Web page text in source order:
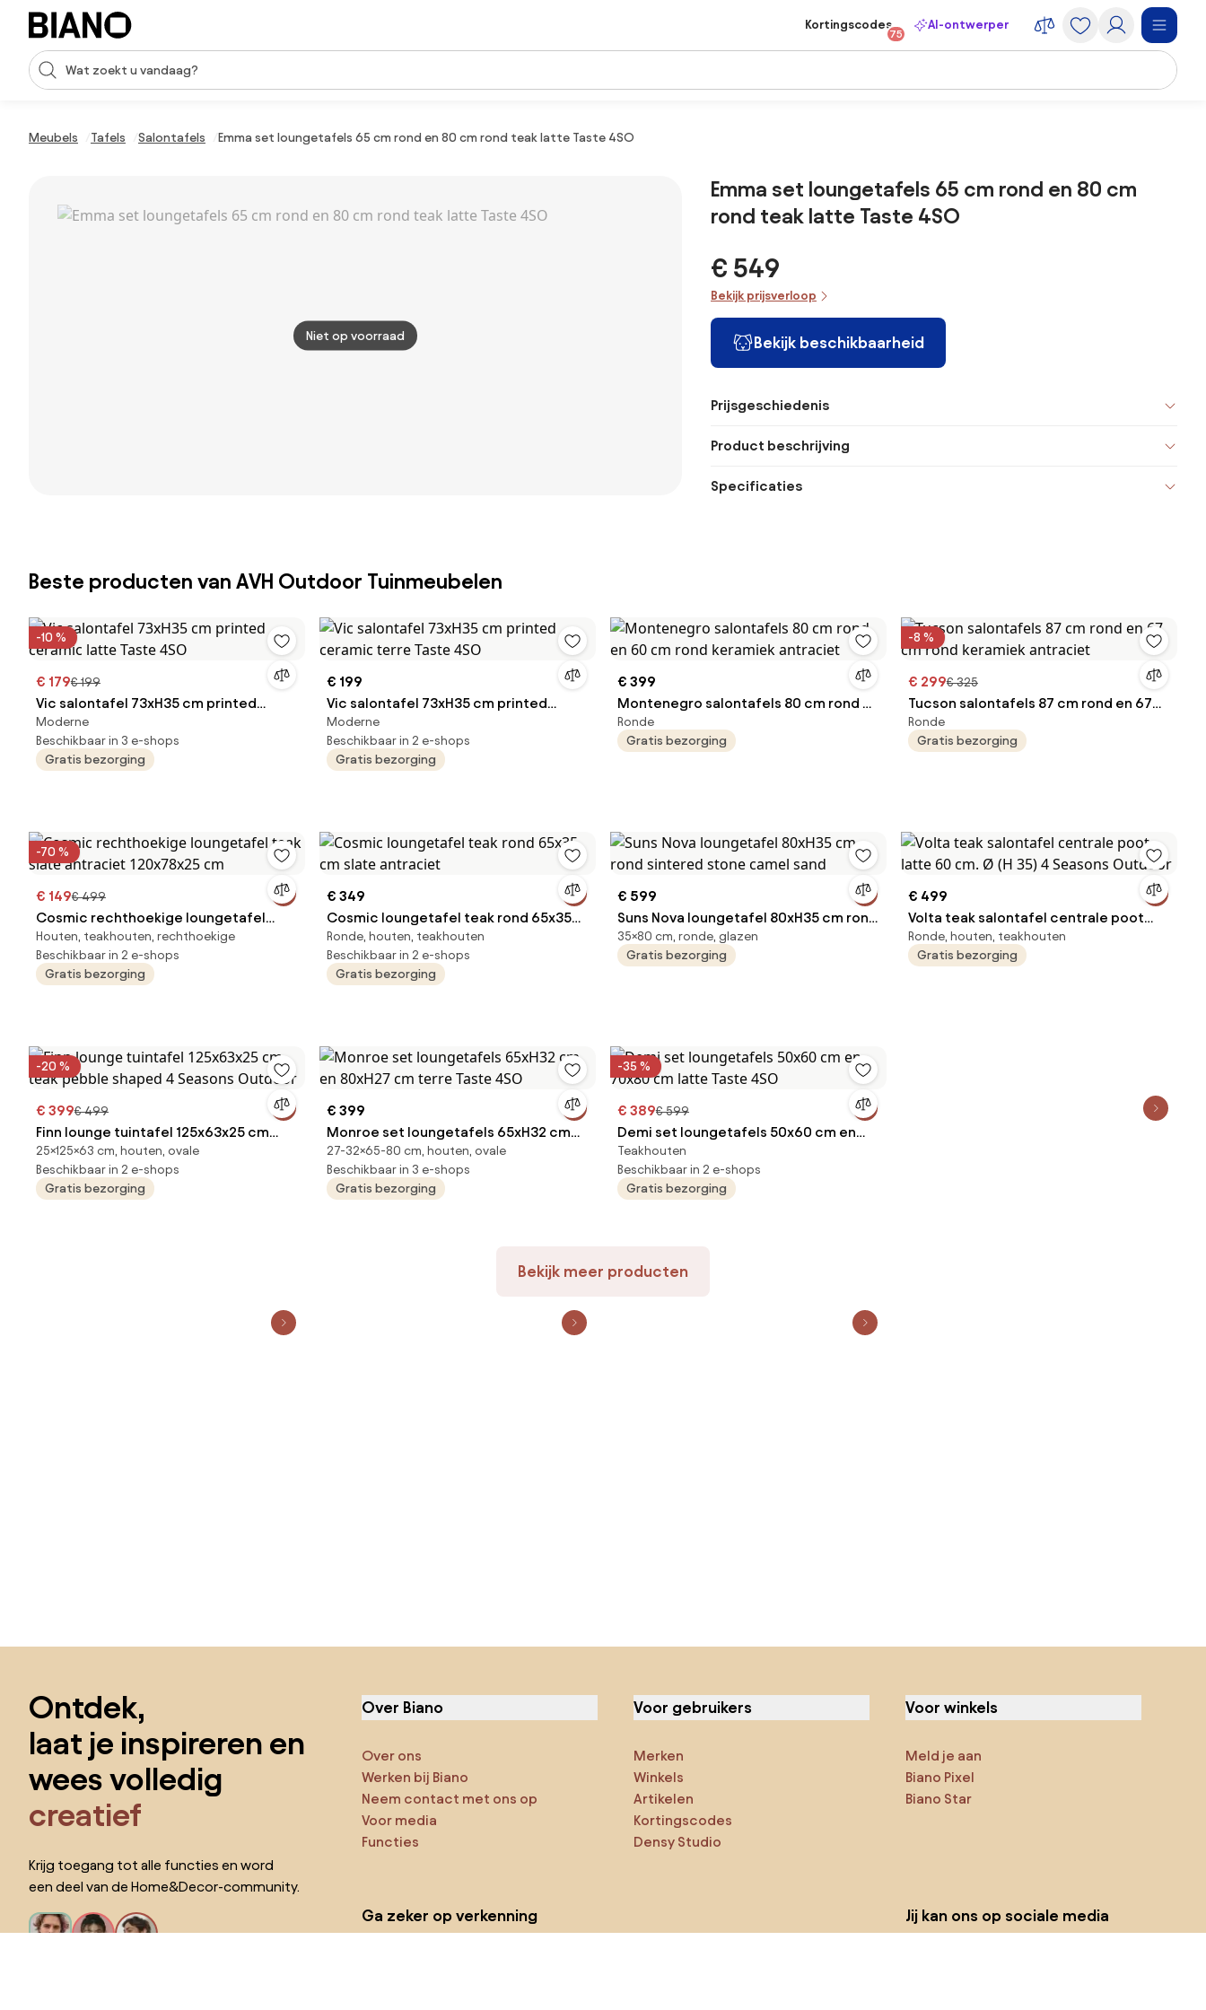
Navigatie overslaan, naar inhoud springen
Zoekopdracht invoeren
Kortingscodes
75
AI-ontwerper
Meubels Tafels Salontafels Emma set loungetafels 65 cm rond en 80 cm rond teak latte Taste 4SO
Niet op voorraad
Emma set loungetafels 65 cm rond en 80 cm
rond teak latte Taste 4SO
€ 549
Bekijk prijsverloop
Bekijk beschikbaarheid
Prijsgeschiedenis
Product beschrijving
Specificaties
Beste producten van AVH Outdoor Tuinmeubelen
-10 %
€ 179€ 199
Vic salontafel 73xH35 cm printed
ceramic latte Taste 4SO
Moderne
Beschikbaar in 3 e-shops
Gratis bezorging
€ 199
Vic salontafel 73xH35 cm printed
ceramic terre Taste 4SO
Moderne
Beschikbaar in 2 e-shops
Gratis bezorging
€ 399
Montenegro salontafels 80 cm rond en
60 cm rond keramiek antraciet
Ronde
Gratis bezorging
-8 %
€ 299€ 325
Tucson salontafels 87 cm rond en 67
cm rond keramiek antraciet
Ronde
Gratis bezorging
-70 %
€ 149€ 499
Cosmic rechthoekige loungetafel
teak slate antraciet 120x78x25 cm
Houten, teakhouten, rechthoekige
Beschikbaar in 2 e-shops
Gratis bezorging
€ 349
Cosmic loungetafel teak rond 65x35
cm slate antraciet
Ronde, houten, teakhouten
Beschikbaar in 2 e-shops
Gratis bezorging
€ 599
Suns Nova loungetafel 80xH35 cm rond
sintered stone camel sand
35×80 cm, ronde, glazen
Gratis bezorging
€ 499
Volta teak salontafel centrale poot
latte 60 cm. Ø (H 35) 4 Seasons
Outdoor
Ronde, houten, teakhouten
Gratis bezorging
-20 %
€ 399€ 499
Finn lounge tuintafel 125x63x25 cm
teak pebble shaped 4 Seasons
Outdoor
25×125×63 cm, houten, ovale
Beschikbaar in 2 e-shops
Gratis bezorging
€ 399
Monroe set loungetafels 65xH32 cm
en 80xH27 cm terre Taste 4SO
27-32×65-80 cm, houten, ovale
Beschikbaar in 3 e-shops
Gratis bezorging
-35 %
€ 389€ 599
Demi set loungetafels 50x60 cm en
70x80 cm latte Taste 4SO
Teakhouten
Beschikbaar in 2 e-shops
Gratis bezorging
Bekijk meer producten
Ontdek,
laat je inspireren en
wees volledig
creatief
Krijg toegang tot alle functies en word
een deel van de Home&Decor-community.
Over Biano
Over ons
Werken bij Biano
Neem contact met ons op
Voor media
Functies
Voor gebruikers
Merken
Winkels
Artikelen
Kortingscodes
Densy Studio
Voor winkels
Meld je aan
Biano Pixel
Biano Star
Ga zeker op verkenning
Jij kan ons op sociale media